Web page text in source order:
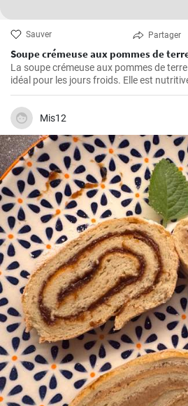
Sauver Partager
Soupe crémeuse aux pommes de
La soupe crémeuse aux pommes de
idéal pour les jours froids. Elle est
préparer. Elle est remplie de nutriments
Mis12